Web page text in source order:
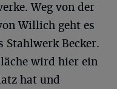
Weg von der
Willich geht es
Stahlwerk Becker.
wird hier ein
hat und